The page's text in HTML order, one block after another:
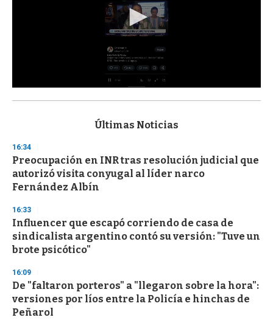
s
d
s
o
f
3
s
e
c
o
n
Últimas Noticias
16:34
Preocupación en INR tras resolución judicial que
autorizó visita conyugal al líder narco
Fernández Albín
16:33
Influencer que escapó corriendo de casa de
sindicalista argentino contó su versión: "Tuve un
brote psicótico"
16:09
De "faltaron porteros" a "llegaron sobre la hora":
versiones por líos entre la Policía e hinchas de
Peñarol